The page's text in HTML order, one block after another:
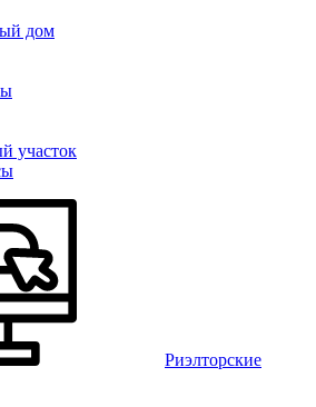
дом
участок
Риэлторские